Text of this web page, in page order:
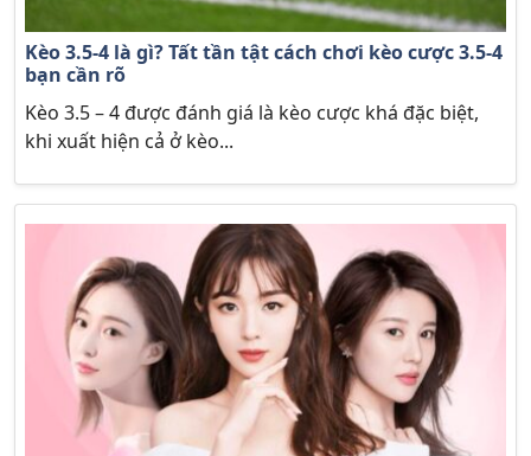
Kèo 3.5-4 là gì? Tất tần tật cách chơi kèo cược 3.5-4
bạn cần rõ
Kèo 3.5 – 4 được đánh giá là kèo cược khá đặc biệt,
khi xuất hiện cả ở kèo...